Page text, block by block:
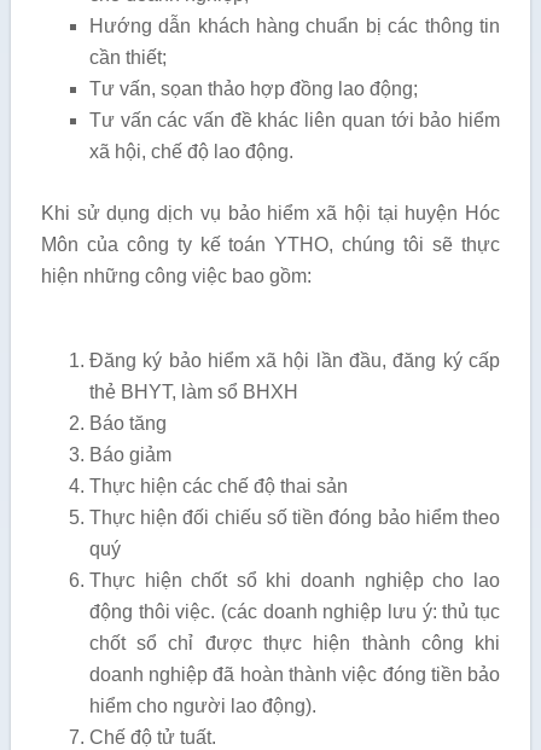
Hướng dẫn khách hàng chuẩn bị các thông tin
cần thiết;
Tư vấn, sọan thảo hợp đồng lao động;
Tư vấn các vấn đề khác liên quan tới bảo hiểm
xã hội, chế độ lao động.
Khi sử dụng dịch vụ bảo hiểm xã hội tại huyện Hóc
Môn của công ty kế toán YTHO, chúng tôi sẽ thực
hiện những công việc bao gồm:
Đăng ký bảo hiểm xã hội lần đầu, đăng ký cấp
thẻ BHYT, làm sổ BHXH
Báo tăng
Báo giảm
Thực hiện các chế độ thai sản
Thực hiện đối chiếu số tiền đóng bảo hiểm theo
quý
Thực hiện chốt sổ khi doanh nghiệp cho lao
động thôi việc. (các doanh nghiệp lưu ý: thủ tục
chốt sổ chỉ được thực hiện thành công khi
doanh nghiệp đã hoàn thành việc đóng tiền bảo
hiểm cho người lao động).
Chế độ tử tuất.